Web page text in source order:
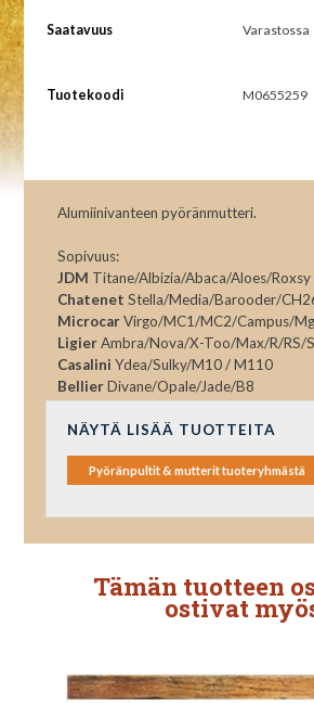
Saatavuus Varastossa
Tuotekoodi M0655259
Alumiinivanteen pyöränmutteri.
Sopivuus:
JDM Titane/Albizia/Abaca/Aloes/Roxsy
Chatenet Stella/Media/Barooder/
MicrocarVirgo/MC1/MC2/Campus/
LigierAmbra/Nova/X-Too/Max/R/RS/
Casalini Ydea/Sulky/M10 / M110
BellierDivane/Opale/Jade/B8
NÄYTÄ LISÄÄ TUOTTEITA
Pyöränpultit & mutterit tuoteryhmästä
Tämän tuotteen
ostivat